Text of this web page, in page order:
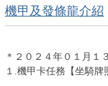
機甲及發條龍介紹
＊２０２４年０１月１
１.機甲卡任務【坐騎牌